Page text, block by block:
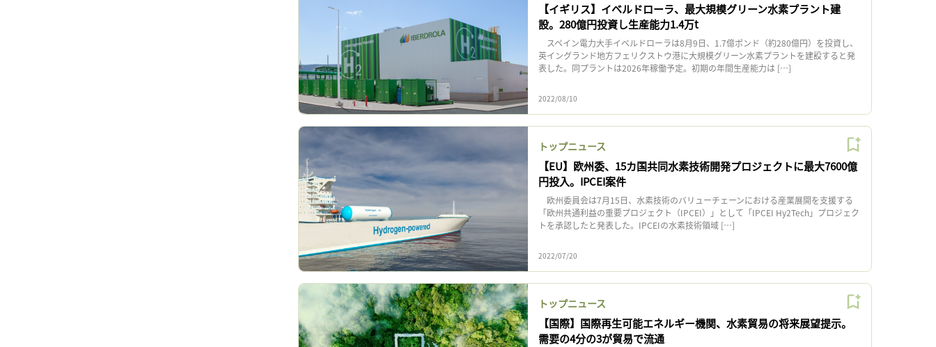
【イギリス】イベルドローラ、最大規模グリーン水素プラント建
設。280億円投資し生産能力1.4万t
スペイン電力大手イベルドローラは8月9日、1.7億ポンド（約280億円）を投資し、
英イングランド地方フェリクストウ港に大規模グリーン水素プラントを建設すると発
表した。同プラントは2026年稼働予定。初期の年間生産能力は […]
2022/08/10
トップニュース
【EU】欧州委、15カ国共同水素技術開発プロジェクトに最大7600億
円投入。IPCEI案件
欧州委員会は7月15日、水素技術のバリューチェーンにおける産業展開を支援する
「欧州共通利益の重要プロジェクト（IPCEI）」として「IPCEI Hy2Tech」プロジェク
トを承認したと発表した。IPCEIの水素技術領域 […]
2022/07/20
トップニュース
【国際】国際再生可能エネルギー機関、水素貿易の将来展望提示。
需要の4分の3が貿易で流通
記事をお気に入りに保存するには
ログインが必要です
ログイン 会員登録